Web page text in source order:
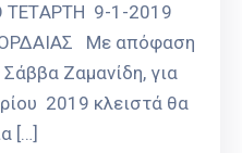
ΤETΑΡΤΗ 9-1-2019
Με απόφαση
Ζαμανίδη, για
2019 κλειστά θα
[…]